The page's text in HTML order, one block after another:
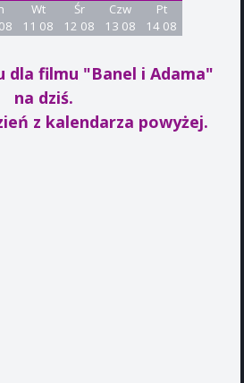
Wt
11 08
Śr
12 08
Czw
13 08
Pt
14 08
dla filmu "Banel i Adama"
na dziś.
z kalendarza powyżej.